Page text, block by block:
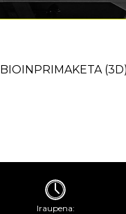
BIOINPRIMAKETA
Iraupena: